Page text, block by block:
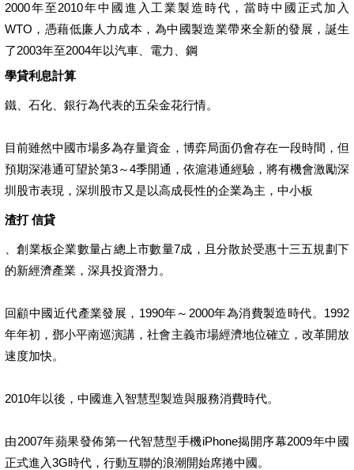
2000年至2010年中國進入工業製造時代，當時中國正式加入
WTO，憑藉低廉人力成本，為中國製造業帶來全新的發展，誕生
了2003年至2004年以汽車、電力、鋼
學貸利息計算
鐵、石化、銀行為代表的五朵金花行情。
目前雖然中國市場多為存量資金，博弈局面仍會存在一段時間，但
預期深港通可望於第3～4季開通，依滬港通經驗，將有機會激勵深
圳股市表現，深圳股市又是以高成長性的企業為主，中小板
渣打 信貸
、創業板企業數量占總上市數量7成，且分散於受惠十三五規劃下
的新經濟產業，深具投資潛力。
回顧中國近代產業發展，1990年～2000年為消費製造時代。1992
年年初，鄧小平南巡演講，社會主義市場經濟地位確立，改革開放
速度加快。
2010年以後，中國進入智慧型製造與服務消費時代。
由2007年蘋果發佈第一代智慧型手機iPhone揭開序幕2009年中國
正式進入3G時代，行動互聯的浪潮開始席捲中國。